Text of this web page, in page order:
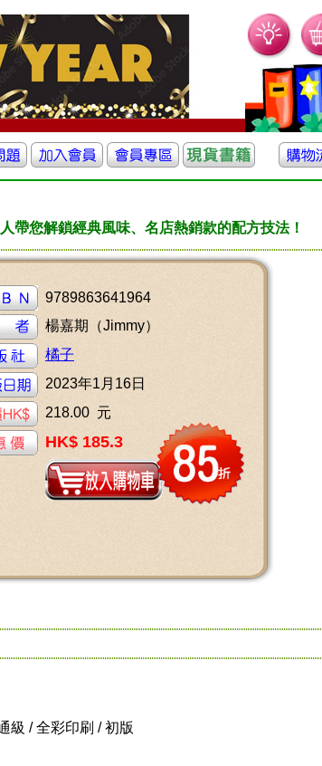
帶您解鎖經典風味、名店熱銷款的配方技法！
9789863641964
楊嘉期（Jimmy）
橘子
2023年1月16日
218.00 元
HK$ 185.3
級 / 全彩印刷 / 初版